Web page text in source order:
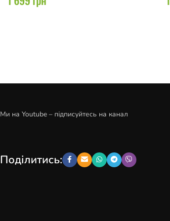
Ми на Youtube – підписуйтесь на канал
Поділитись: